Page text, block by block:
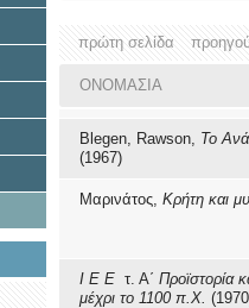
πρώτη σελίδα
ΟΝΟΜΑΣΙΑ
Blegen, Rawson, Το
(1967)
Μαρινάτος, Κρήτη και
Ι Ε Ε τ. Α΄ Προϊστορία
μέχρι το 1100 π.Χ.